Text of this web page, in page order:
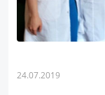
24.07.2019